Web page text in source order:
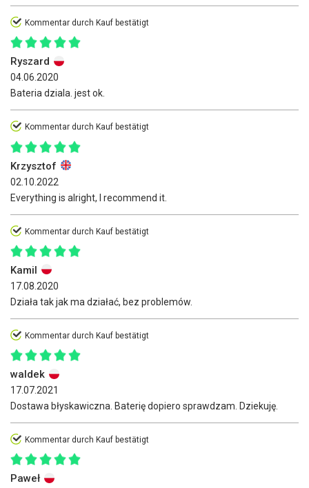
Kommentar durch Kauf bestätigt
Ryszard
04.06.2020
Bateria dziala. jest ok.
Kommentar durch Kauf bestätigt
Krzysztof
02.10.2022
Everything is alright, I recommend it.
Kommentar durch Kauf bestätigt
Kamil
17.08.2020
Działa tak jak ma działać, bez problemów.
Kommentar durch Kauf bestätigt
waldek
17.07.2021
Dostawa błyskawiczna. Baterię dopiero sprawdzam. Dziekuję.
Kommentar durch Kauf bestätigt
Paweł